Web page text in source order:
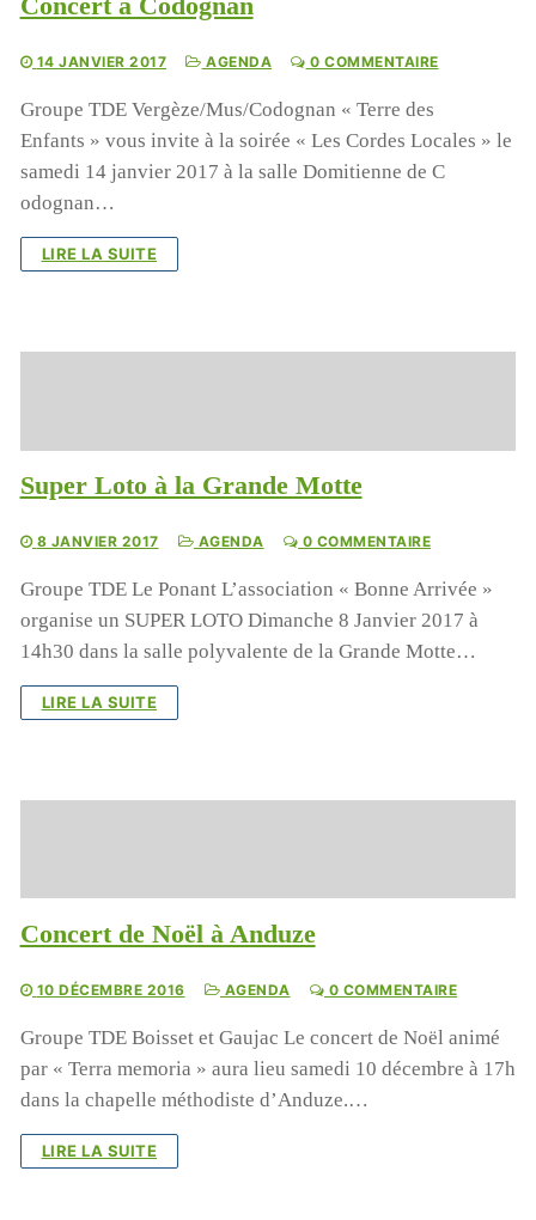
14 JANVIER 2017 AGENDA 0 COMMENTAIRE
Groupe TDE Vergèze/Mus/Codognan « Terre des
Enfants » vous invite à la soirée « Les Cordes Locales » le
samedi 14 janvier 2017 à la salle ​D​omitienne de ​C​
odognan​…
LIRE LA SUITE
Super Loto à la Grande Motte
8 JANVIER 2017 AGENDA 0 COMMENTAIRE
Groupe TDE Le Ponant L’association « Bonne Arrivée »
organise un SUPER LOTO Dimanche 8 Janvier 2017 à
14h30 dans la salle polyvalente de la Grande Motte…
LIRE LA SUITE
Concert de Noël à Anduze
10 DÉCEMBRE 2016 AGENDA 0 COMMENTAIRE
Groupe TDE Boisset et Gaujac Le concert de Noël animé
par « Terra memoria » aura lieu samedi 10 décembre à 17h
dans la chapelle méthodiste d’Anduze.…
LIRE LA SUITE